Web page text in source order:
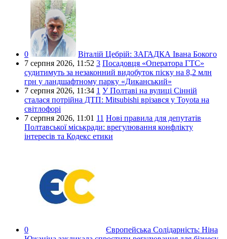
0 Віталій Цебрій: ЗАГАДКА Івана Бокого
7 серпня 2026, 11:52 3 Посадовця «Оператора ГТС»
судитимуть за незаконний видобуток піску на 8,2 млн
грн у ландшафтному парку «Диканський»
7 серпня 2026, 11:34 1 У Полтаві на вулиці Сінній
сталася потрійна ДТП: Mitsubishi врізався у Toyota на
світлофорі
7 серпня 2026, 11:01 11 Нові правила для депутатів
Полтавської міськради: врегулювання конфлікту
інтересів та Кодекс етики
0 Європейська Солідарність: Ніна